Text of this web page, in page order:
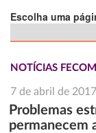
Escolha uma
NOTÍCIAS
7 de abril de 2017
Problemas
permanecem